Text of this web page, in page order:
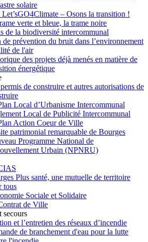
solaire
– Osons la transition !
verte et bleue, la trame noire
de la biodiversité intercommunal
de prévention du bruit dans l’environnement
de l'air
des projets déjà menés en matière de
énergétique
de construire et autres autorisations de
Local d’Urbanisme Intercommunal
Local de Publicité Intercommunal
Action Coeur de Ville
patrimonial remarquable de Bourges
Programme National de
Urbain (NPNRU)
Plus santé, une mutuelle de territoire
tous
Sociale et Solidaire
de Ville
secours
et l’entretien des réseaux d’incendie
de branchement d'eau pour la lutte